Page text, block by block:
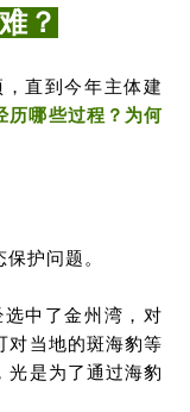
？
直到今年主体建
历哪些过程？为何
护问题。
中了金州湾，对
对当地的斑海豹等
光是为了通过海豹